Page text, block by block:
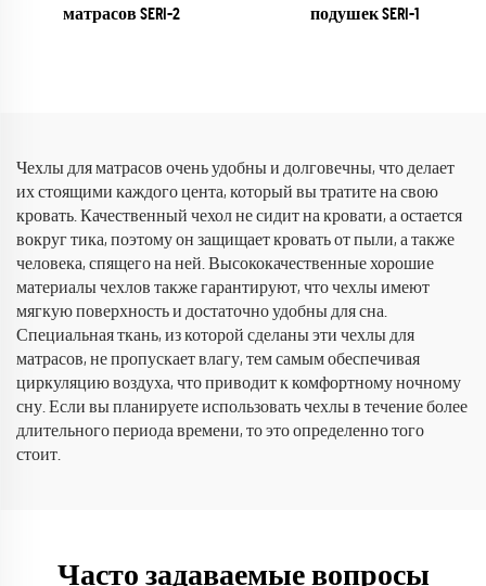
матрасов SERI-2
подушек SERI-1
Чехлы для матрасов очень удобны и долговечны, что делает
их стоящими каждого цента, который вы тратите на свою
кровать. Качественный чехол не сидит на кровати, а остается
вокруг тика, поэтому он защищает кровать от пыли, а также
человека, спящего на ней. Высококачественные хорошие
материалы чехлов также гарантируют, что чехлы имеют
мягкую поверхность и достаточно удобны для сна.
Специальная ткань, из которой сделаны эти чехлы для
матрасов, не пропускает влагу, тем самым обеспечивая
циркуляцию воздуха, что приводит к комфортному ночному
сну. Если вы планируете использовать чехлы в течение более
длительного периода времени, то это определенно того
стоит.
Часто задаваемые вопросы